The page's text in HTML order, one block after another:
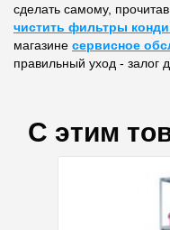
сделать самому,
чистить фильтры
магазине сервисное
правильный уход - залог
С этим